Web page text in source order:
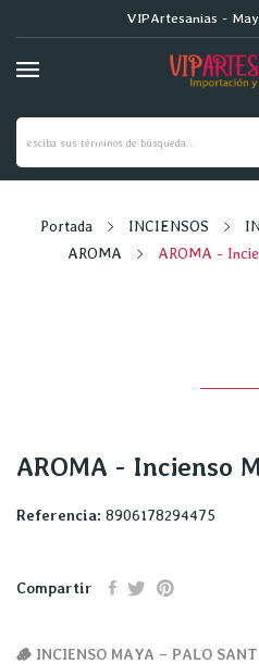
VIPArtesanias -
Portada INCIENSOS
AROMA
AROMA -
AROMA - Incienso
Referencia: 8906178294475
Compartir
🪵 INCIENSO MAYA – PALO